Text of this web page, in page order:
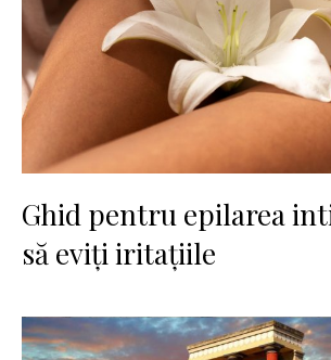
Ghid pentru epilarea
să eviți iritațiile